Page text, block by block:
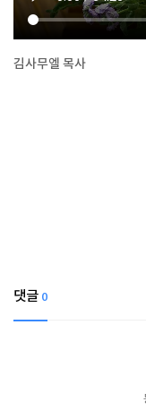
김사무엘 목사
댓글 0